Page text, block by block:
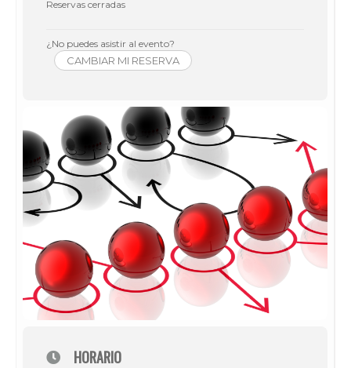
Reservas cerradas
¿No puedes asistir al evento?
CAMBIAR MI RESERVA
HORARIO